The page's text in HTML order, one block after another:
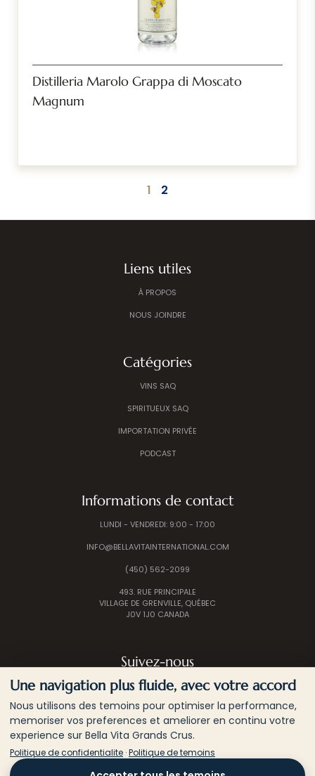
Distilleria Marolo Grappa di Moscato
Magnum
1 2
Liens utiles
À PROPOS
NOUS JOINDRE
Catégories
VINS SAQ
SPIRITUEUX SAQ
IMPORTATION PRIVÉE
PODCAST
Informations de contact
LUNDI - VENDREDI: 9:00 - 17:00
INFO@BELLAVITAINTERNATIONAL.COM
(450) 562-2099
493. RUE PRINCIPALE
VILLAGE DE GRENVILLE, QUÉBEC
J0V 1J0 CANADA
Suivez-nous
© 2026 BELLA VITA INTERNATIONAL | TOUS LES
Une navigation plus fluide, avec votre accord
Nous utilisons des temoins pour optimiser la performance,
memoriser vos preferences et ameliorer en continu votre
experience sur Bella Vita Grands Crus.
Politique de confidentialite ·Politique de temoins